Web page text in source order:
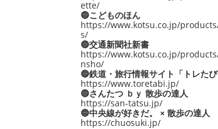
ette/
🔵こどものほん
https://www.kotsu.co.jp/
s/
🔵交通新聞社新書
https://www.kotsu.co.jp/
nsho/
🔵鉄道・旅行情報サイト「トレたび
https://www.toretabi.jp/
🔵さんたつ ｂｙ 散歩の達人
https://san-tatsu.jp/
🔵中央線が好きだ。 × 散歩の達人
https://chuosuki.jp/